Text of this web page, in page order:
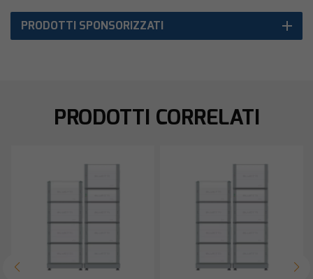
PRODOTTI SPONSORIZZATI
PRODOTTI CORRELATI